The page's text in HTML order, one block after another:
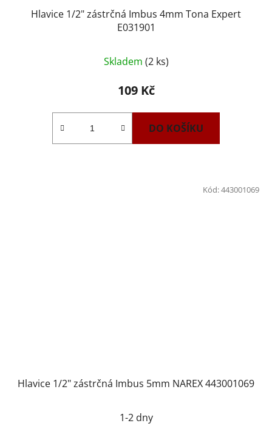
Hlavice 1/2" zástrčná Imbus 4mm Tona Expert
E031901
Skladem (2 ks)
109 Kč
DO KOŠÍKU
Hlavice 1/2" zástrčná Imbus 5mm NAREX 443001069
1-2 dny
Kód:443001069